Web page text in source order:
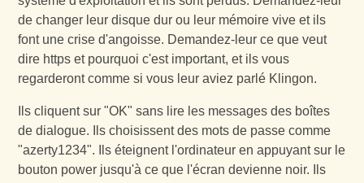
de changer leur disque dur ou leur mémoire vive et ils
font une crise d'angoisse. Demandez-leur ce que veut
dire https et pourquoi c'est important, et ils vous
regarderont comme si vous leur aviez parlé Klingon.
Ils cliquent sur "OK" sans lire les messages des boîtes
de dialogue. Ils choisissent des mots de passe comme
"azerty1234". Ils éteignent l'ordinateur en appuyant sur le
bouton power jusqu'à ce que l'écran devienne noir. Ils